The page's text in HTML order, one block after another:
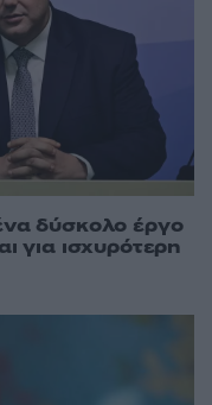
δύσκολο έργο
για ισχυρότερη